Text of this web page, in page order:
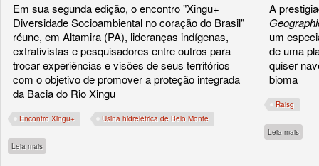
Em sua segunda edição, o encontro "Xingu+
Diversidade Socioambiental no coração do Brasil"
réune, em Altamira (PA), lideranças indígenas,
extrativistas e pesquisadores entre outros para
trocar experiências e visões de seus territórios
com o objetivo de promover a proteção integrada
da Bacia do Rio Xingu
Encontro Xingu+ Usina hidrelétrica de Belo Monte
Leia mais
A
um
de uma
quiser
bioma
Raisg
Leia mais